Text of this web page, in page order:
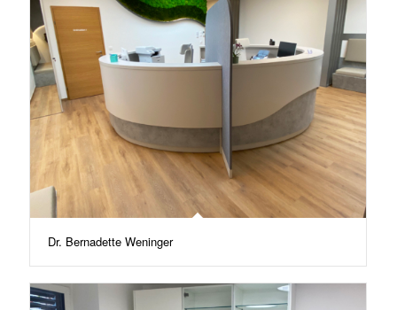
Dr. Bernadette Weninger